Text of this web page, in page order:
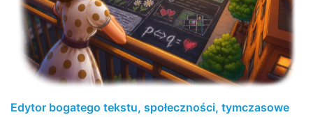
Edytor bogatego tekstu, społeczności, tymczasowe